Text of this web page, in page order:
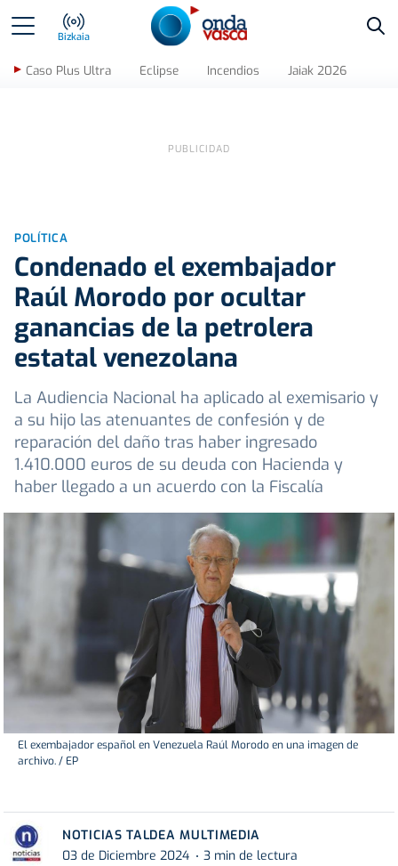
Bizkaia
Caso Plus Ultra Eclipse Incendios Jaiak 2026
POLÍTICA
Condenado el exembajador
Raúl Morodo por ocultar
ganancias de la petrolera
estatal venezolana
La Audiencia Nacional ha aplicado al exemisario y
a su hijo las atenuantes de confesión y de
reparación del daño tras haber ingresado
1.410.000 euros de su deuda con Hacienda y
haber llegado a un acuerdo con la Fiscalía
El exembajador español en Venezuela Raúl Morodo en una imagen de
archivo. / EP
NOTICIAS TALDEA MULTIMEDIA
03 de Diciembre 2024
3 min de lectura